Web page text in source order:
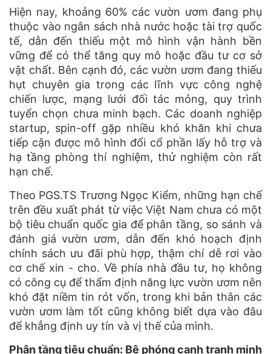
Hiện nay, khoảng 60% các vườn ươm đang phụ
thuộc vào ngân sách nhà nước hoặc tài trợ quốc
tế, dẫn đến thiếu một mô hình vận hành bền
vững để có thể tăng quy mô hoặc đầu tư cơ sở
vật chất. Bên cạnh đó, các vườn ươm đang thiếu
hụt chuyên gia trong các lĩnh vực công nghệ
chiến lược, mạng lưới đối tác mỏng, quy trình
tuyển chọn chưa minh bạch. Các doanh nghiệp
startup, spin-off gặp nhiều khó khăn khi chưa
tiếp cận được mô hình đổi cổ phần lấy hỗ trợ và
hạ tầng phòng thí nghiệm, thử nghiệm còn rất
hạn chế.
Theo PGS.TS Trương Ngọc Kiểm, những hạn chế
trên đều xuất phát từ việc Việt Nam chưa có một
bộ tiêu chuẩn quốc gia để phân tầng, so sánh và
đánh giá vườn ươm, dẫn đến khó hoạch định
chính sách ưu đãi phù hợp, thậm chí dễ rơi vào
cơ chế xin - cho. Về phía nhà đầu tư, họ không
có công cụ để thẩm định năng lực vườn ươm nên
khó đặt niềm tin rót vốn, trong khi bản thân các
vườn ươm làm tốt cũng không biết dựa vào đâu
để khẳng định uy tín và vị thế của mình.
Phân tầng tiêu chuẩn: Bệ phóng cạnh tranh minh